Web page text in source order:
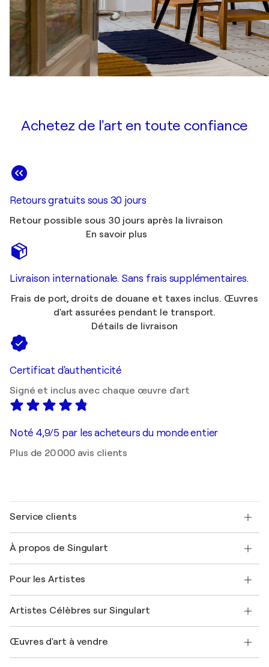
Achetez de l'art en toute confiance
Retours gratuits sous 30 jours
Retour possible sous 30 jours après la livraison
En savoir plus
Livraison internationale. Sans frais supplémentaires.
Frais de port, droits de douane et taxes inclus. Œuvres
d'art assurées pendant le transport.
Détails de livraison
Certificat d'authenticité
Signé et inclus avec chaque œuvre d'art
Noté 4,9/5 par les acheteurs du monde entier
Plus de 20 000 avis clients
Service clients
Expédition
Offrir une carte cadeau
Rejoignez notre programme commercial
Mon compte
+33 1 76 44 06 42
À propos de Singulart
FAQ
Magazine Singulart
Emplois
Découvrez une sélection d'art original
Pour les Artistes
Se connecter en tant qu'Artiste
Artistes Célèbres sur Singulart
Marc Chagall
Œuvres d'art à vendre